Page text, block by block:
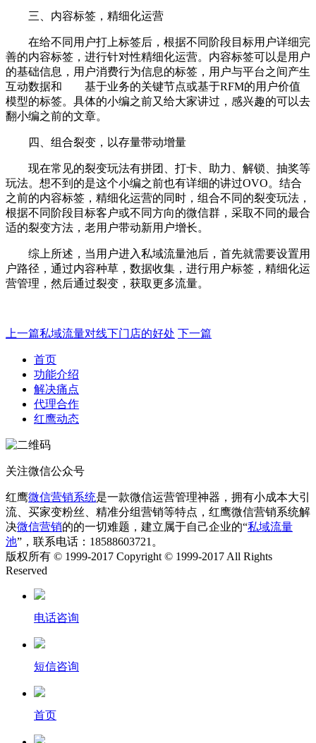
三、内容标签，精细化运营
在给不同用户打上标签后，根据不同阶段目标用户详细完
善的内容标签，进行针对性精细化运营。内容标签可以是用户
的基础信息，用户消费行为信息的标签，用户与平台之间产生
互动数据和 基于业务的关键节点或基于RFM的用户价值
模型的标签。具体的小编之前又给大家讲过，感兴趣的可以去
翻小编之前的文章。
四、组合裂变，以存量带动增量
现在常见的裂变玩法有拼团、打卡、助力、解锁、抽奖等
玩法。想不到的是这个小编之前也有详细的讲过OVO。结合
之前的内容标签，精细化运营的同时，组合不同的裂变玩法，
根据不同阶段目标客户或不同方向的微信群，采取不同的最合
适的裂变方法，老用户带动新用户增长。
综上所述，当用户进入私域流量池后，首先就需要设置用
户路径，通过内容种草，数据收集，进行用户标签，精细化运
营管理，然后通过裂变，获取更多流量。
上一篇私域流量对线下门店的好处 下一篇
首页
功能介绍
解决痛点
代理合作
红鹰动态
关注微信公众号
红鹰微信营销系统是一款微信运营管理神器，拥有小成本大引
流、买家变粉丝、精准分组营销等特点，红鹰微信营销系统解
决微信营销的的一切难题，建立属于自己企业的“私域流量
池”，联系电话：18588603721。
版权所有 © 1999-2017 Copyright © 1999-2017 All Rights
Reserved
电话咨询
短信咨询
首页